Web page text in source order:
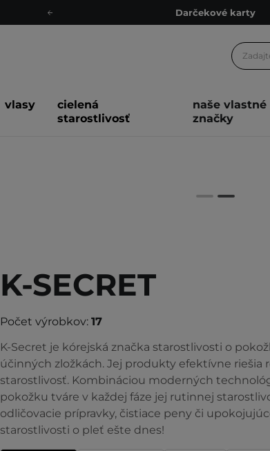
Darčekové karty
Odmeňovací program
Darčekové karty
vlasy
cielená
starostlivosť
naše vlastné
značky
K-SECRET
Počet výrobkov: 17
K-Secret je kórejská značka starostlivosti o
účinných zložkách. Jej produkty efektívne
starostlivosť. Kombináciou moderných
pokožku tváre v každej fáze jej rutinnej
odličovacie prípravky, čistiace peny či
starostlivosti o pleť ešte dnes!